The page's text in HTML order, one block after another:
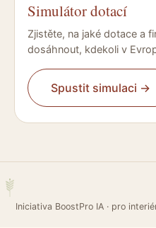
Simulátor dotací
Zjistěte, na jaké dotace a
dosáhnout, kdekoli v
Spustit simulaci →
Iniciativa BoostPro IA · pro